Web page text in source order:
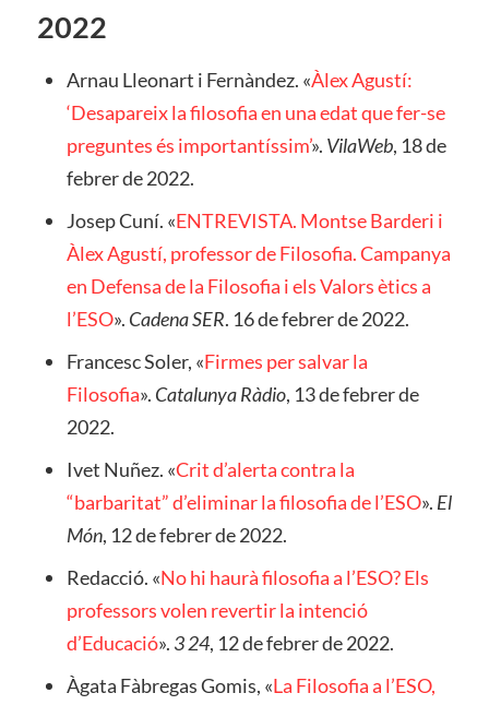
2022
Arnau Lleonart i Fernàndez. «Àlex Agustí:
‘Desapareix la filosofia en una edat que fer-se
preguntes és importantíssim’». VilaWeb, 18 de
febrer de 2022.
Josep Cuní. «ENTREVISTA. Montse Barderi i
Àlex Agustí, professor de Filosofia. Campanya
en Defensa de la Filosofia i els Valors ètics a
l’ESO». Cadena SER. 16 de febrer de 2022.
Francesc Soler, «Firmes per salvar la
Filosofia». Catalunya Ràdio, 13 de febrer de
2022.
Ivet Nuñez. «Crit d’alerta contra la
“barbaritat” d’eliminar la filosofia de l’ESO». El
Món, 12 de febrer de 2022.
Redacció. «No hi haurà filosofia a l’ESO? Els
professors volen revertir la intenció
d’Educació». 3 24, 12 de febrer de 2022.
Àgata Fàbregas Gomis, «La Filosofia a l’ESO,